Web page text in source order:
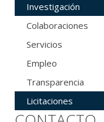
Investigación
Colaboraciones
Servicios
Empleo
Transparencia
Licitaciones